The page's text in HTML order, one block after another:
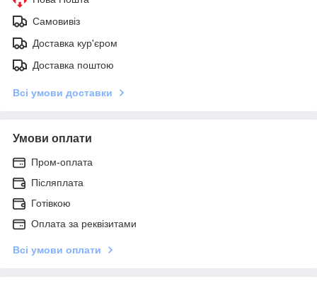
Самовивіз
Доставка кур'єром
Доставка поштою
Всі умови доставки
Умови оплати
Пром-оплата
Післяплата
Готівкою
Оплата за реквізитами
Всі умови оплати